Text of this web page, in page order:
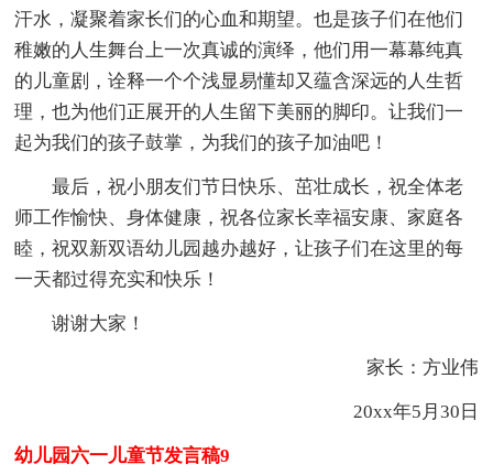
汗水，凝聚着家长们的心血和期望。也是孩子们在他们
稚嫩的人生舞台上一次真诚的演绎，他们用一幕幕纯真
的儿童剧，诠释一个个浅显易懂却又蕴含深远的人生哲
理，也为他们正展开的人生留下美丽的脚印。让我们一
起为我们的孩子鼓掌，为我们的孩子加油吧！
最后，祝小朋友们节日快乐、茁壮成长，祝全体老
师工作愉快、身体健康，祝各位家长幸福安康、家庭各
睦，祝双新双语幼儿园越办越好，让孩子们在这里的每
一天都过得充实和快乐！
谢谢大家！
家长：方业伟
20xx年5月30日
幼儿园六一儿童节发言稿9